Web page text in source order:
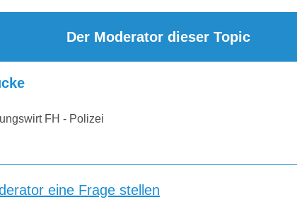
Der Moderator dieser Topic
FH - Polizei
eine Frage stellen